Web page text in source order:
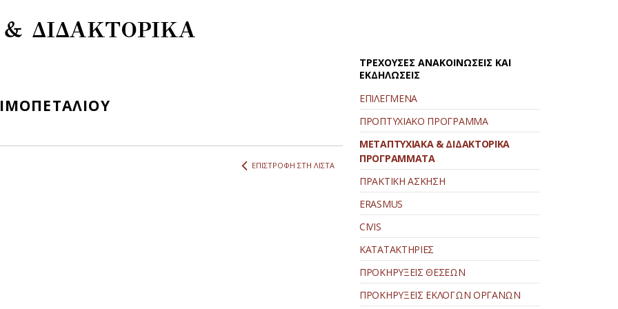
ΔΙΔΑΚΤΟΡΙΚΑ
ΕΠΙΣΤΡΟΦΗ ΣΤΗ ΛΙΣΤΑ
ΤΡΕΧΟΥΣΕΣ ΑΝΑΚΟΙΝΩΣΕΙΣ ΚΑΙ
ΕΚΔΗΛΩΣΕΙΣ
ΕΠΙΛΕΓΜΕΝΑ
ΠΡΟΠΤΥΧΙΑΚΟ ΠΡΟΓΡΑΜΜΑ
ΜΕΤΑΠΤΥΧΙΑΚΑ & ΔΙΔΑΚΤΟΡΙΚΑ
ΠΡΟΓΡΑΜΜΑΤΑ
ΠΡΑΚΤΙΚΗ ΑΣΚΗΣΗ
ERASMUS
CIVIS
ΚΑΤΑΤΑΚΤΗΡΙΕΣ
ΠΡΟΚΗΡΥΞΕΙΣ ΘΕΣΕΩΝ
ΠΡΟΚΗΡΥΞΕΙΣ ΕΚΛΟΓΩΝ ΟΡΓΑΝΩΝ